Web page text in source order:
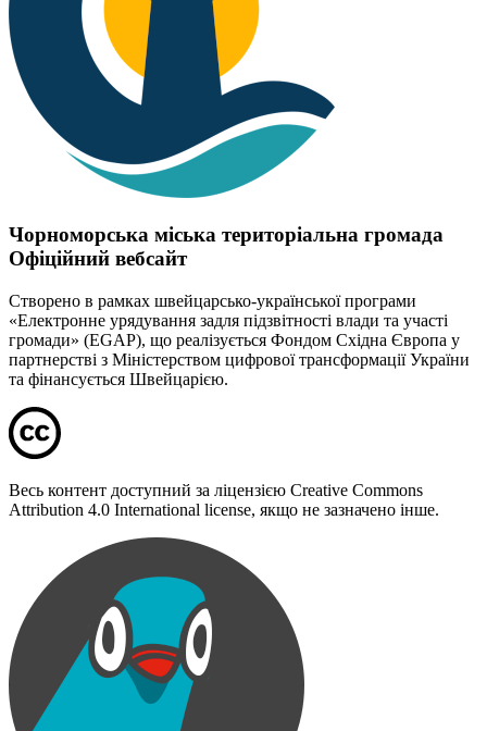
Чорноморська міська територіальна громада
Офіційний вебсайт
Створено в рамках швейцарсько-української програми
«Електронне урядування задля підзвітності влади та участі
громади» (EGAP), що реалізується Фондом Східна Європа у
партнерстві з Міністерством цифрової трансформації України
та фінансується Швейцарією.
Весь контент доступний за ліцензією Creative Commons
Attribution 4.0 International license, якщо не зазначено інше.